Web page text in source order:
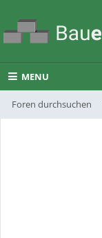
MENU
Foren durchsuchen